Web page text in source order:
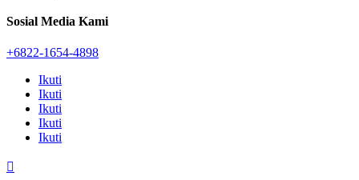
Sosial Media Kami
+6822-1654-4898
Ikuti
Ikuti
Ikuti
Ikuti
Ikuti
